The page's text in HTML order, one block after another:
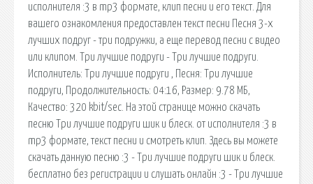
исполнителя :3 в mp3 формате, клип песни и его текст. Для
вашего ознакомления предоставлен текст песни Песня 3-х
лучших подруг - три подружки, а еще перевод песни с видео
или клипом. Три лучшие подруги - Три лучшие подруги.
Исполнитель: Три лучшие подруги , Песня: Три лучшие
подруги, Продолжительность: 04:16, Размер: 9.78 МБ,
Качество: 320 kbit/sec. На этой странице можно скачать
песню Три лучшие подруги шик и блеск. от исполнителя :3 в
mp3 формате, текст песни и смотреть клип. Здесь вы можете
скачать данную песню :3 - Три лучшие подруги шик и блеск.
бесплатно без регистрации и слушать онлайн :3 - Три лучшие